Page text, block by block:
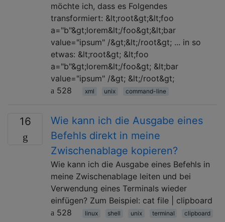
möchte ich, dass es Folgendes
transformiert: &lt;root&gt;&lt;foo
a="b"&gt;lorem&lt;/foo&gt;&lt;bar
value="ipsum" /&gt;&lt;/root&gt; ... in so
etwas: &lt;root&gt; &lt;foo
a="b"&gt;lorem&lt;/foo&gt; &lt;bar
value="ipsum" /&gt; &lt;/root&gt;
528
xml unix command-line
16
Wie kann ich die Ausgabe eines
Befehls direkt in meine
Zwischenablage kopieren?
Wie kann ich die Ausgabe eines Befehls in
meine Zwischenablage leiten und bei
Verwendung eines Terminals wieder
einfügen? Zum Beispiel: cat file | clipboard
528
linux shell unix terminal clipboard